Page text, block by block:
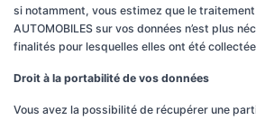
si notamment, vous estimez que le traitement
AUTOMOBILES sur vos données n’est plus
finalités pour lesquelles elles ont été
Droit à la portabilité de vos données
Vous avez la possibilité de récupérer une